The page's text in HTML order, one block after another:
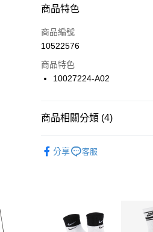
合作金庫商業銀行
華南商業銀行
上海商業儲蓄銀行
國泰世華商業銀行
聯邦商業銀行
台新國際商業銀行
LINE Pay
Apple Pay
【關於「AFTEE先享後付」】
３．安心：先確認商品／服務後
每筆NT$100，滿NT$1,500(
商品特色
商品編號
10522576
商品特色
10027224-A02
商品相關分類 (4)
分享 客服